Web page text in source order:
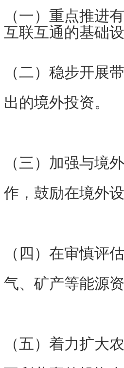
（一）重点推进
互联互通的基础
（二）稳步开展
出的境外投资。
（三）加强与境
作，鼓励在境外
（四）在审慎评
气、矿产等能源
（五）着力扩大